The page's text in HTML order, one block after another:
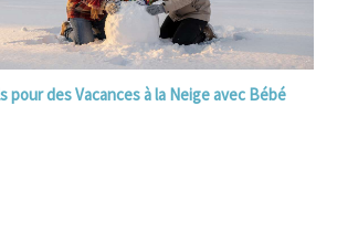
pour des Vacances à la Neige avec Bébé